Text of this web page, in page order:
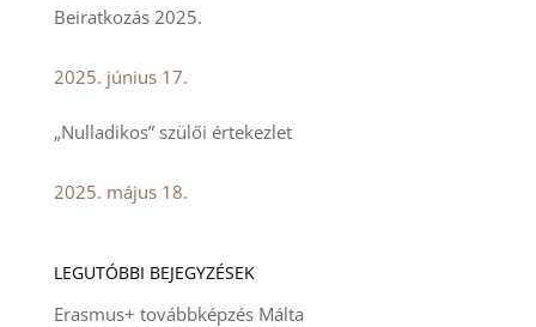
Beiratkozás 2025.
2025. június 17.
„Nulladikos” szülői értekezlet
2025. május 18.
LEGUTÓBBI BEJEGYZÉSEK
Erasmus+ továbbképzés Málta